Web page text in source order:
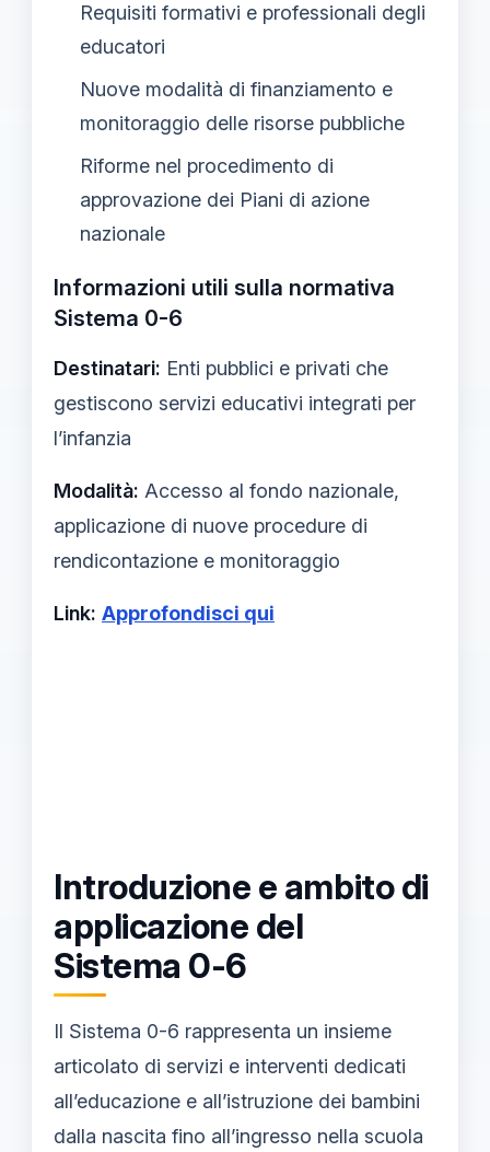
Requisiti formativi e professionali degli
educatori
Nuove modalità di finanziamento e
monitoraggio delle risorse pubbliche
Riforme nel procedimento di
approvazione dei Piani di azione
nazionale
Informazioni utili sulla normativa
Sistema 0-6
Destinatari: Enti pubblici e privati che
gestiscono servizi educativi integrati per
l’infanzia
Modalità: Accesso al fondo nazionale,
applicazione di nuove procedure di
rendicontazione e monitoraggio
Link: Approfondisci qui
Introduzione e ambito di
applicazione del
Sistema 0-6
Il Sistema 0-6 rappresenta un insieme
articolato di servizi e interventi dedicati
all’educazione e all’istruzione dei bambini
dalla nascita fino all’ingresso nella scuola